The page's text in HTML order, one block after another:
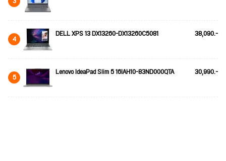
4 DELL XPS 13 DX13260-DX13260C5081 38,090.-
5 Lenovo IdeaPad Slim 5 16IAH10-83ND000QTA 30,990.-